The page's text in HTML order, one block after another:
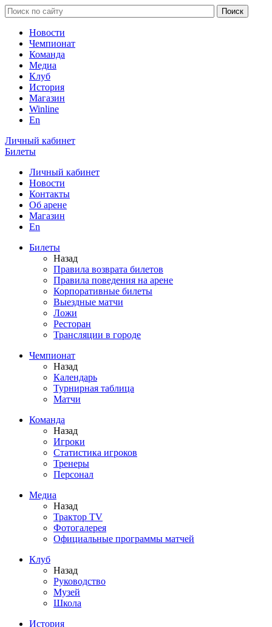
Новости
Чемпионат
Команда
Медиа
Клуб
История
Магазин
Winline
En
Личный кабинет
Билеты
Личный кабинет
Новости
Контакты
Об арене
Магазин
En
Билеты
Назад
Правила возврата билетов
Правила поведения на арене
Корпоративные билеты
Выездные матчи
Ложи
Ресторан
Трансляции в городе
Чемпионат
Назад
Календарь
Турнирная таблица
Матчи
Команда
Назад
Игроки
Статистика игроков
Тренеры
Персонал
Медиа
Назад
Трактор TV
Фотогалерея
Официальные программы матчей
Клуб
Назад
Руководство
Музей
Школа
История